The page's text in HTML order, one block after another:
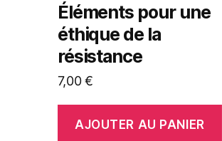
Éléments pour une
éthique de la
résistance
7,00€
AJOUTER AU PANIER